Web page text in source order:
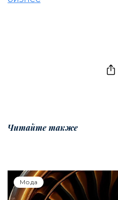
Читайте также